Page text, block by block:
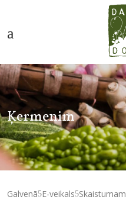
Ķermenim
Galvenā E-veikals Skaistumam